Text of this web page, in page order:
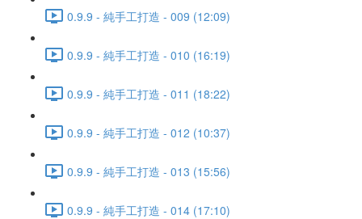
0.9.9 - 純手工打造 - 009 (12:09)
0.9.9 - 純手工打造 - 010 (16:19)
0.9.9 - 純手工打造 - 011 (18:22)
0.9.9 - 純手工打造 - 012 (10:37)
0.9.9 - 純手工打造 - 013 (15:56)
0.9.9 - 純手工打造 - 014 (17:10)